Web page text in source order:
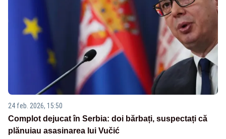
24 feb. 2026, 15:50
Complot dejucat în Serbia: doi bărbați, suspectați că
plănuiau asasinarea lui Vučić